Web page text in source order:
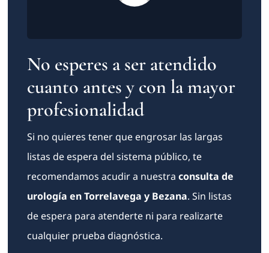
No esperes a ser atendido
cuanto antes y con la mayor
profesionalidad
Si no quieres tener que engrosar las largas
listas de espera del sistema público, te
recomendamos acudir a nuestra consulta de
urología en Torrelavega y Bezana. Sin listas
de espera para atenderte ni para realizarte
cualquier prueba diagnóstica.